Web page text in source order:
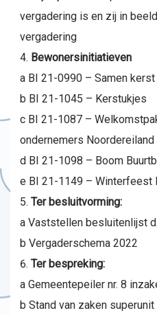
vergadering is en zij in
vergadering
Bewonersinitiatieven
a BI 21-0990 – Samen
b BI 21-1045 – Kerstukjes
c BI 21-1087 –
ondernemers Noordereiland
d BI 21-1098 – Boom
e BI 21-1149 – Winterfeest
Ter besluitvorming:
a Vaststellen besluitenlijst
b Vergaderschema 2022
Ter bespreking:
a Gemeentepeiler nr. 8
b Stand van zaken